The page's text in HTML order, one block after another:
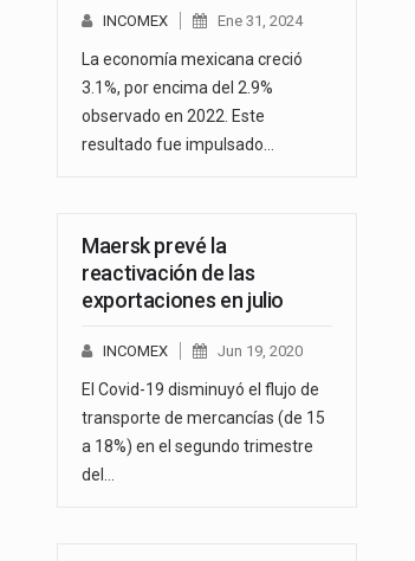
INCOMEX Ene 31, 2024
La economía mexicana creció
3.1%, por encima del 2.9%
observado en 2022. Este
resultado fue impulsado…
Maersk prevé la
reactivación de las
exportaciones en julio
INCOMEX Jun 19, 2020
El Covid-19 disminuyó el flujo de
transporte de mercancías (de 15
a 18%) en el segundo trimestre
del…